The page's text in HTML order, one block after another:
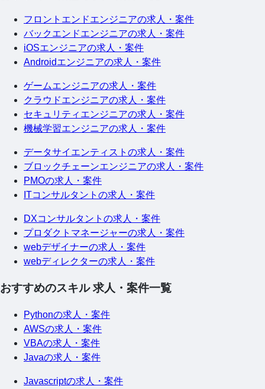
フロントエンドエンジニアの求人・案件
バックエンドエンジニアの求人・案件
iOSエンジニアの求人・案件
Androidエンジニアの求人・案件
ゲームエンジニアの求人・案件
クラウドエンジニアの求人・案件
セキュリティエンジニアの求人・案件
機械学習エンジニアの求人・案件
データサイエンティストの求人・案件
ブロックチェーンエンジニアの求人・案件
PMOの求人・案件
ITコンサルタントの求人・案件
DXコンサルタントの求人・案件
プロダクトマネージャーの求人・案件
webデザイナーの求人・案件
webディレクターの求人・案件
おすすめのスキル 求人・案件一覧
Pythonの求人・案件
AWSの求人・案件
VBAの求人・案件
Javaの求人・案件
Javascriptの求人・案件